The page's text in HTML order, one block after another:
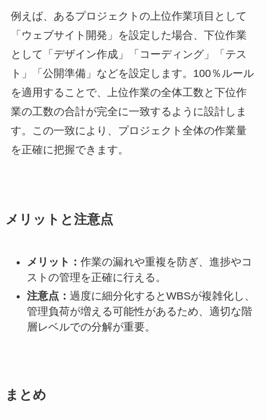
例えば、あるプロジェクトの上位作業項目として
「ウェブサイト開発」を設定した場合、下位作業
として「デザイン作成」「コーディング」「テス
ト」「公開準備」などを設定します。100％ルール
を適用することで、上位作業の全体工数と下位作
業の工数の合計が完全に一致するように設計しま
す。この一致により、プロジェクト全体の作業量
を正確に把握できます。
メリットと注意点
メリット： 作業の漏れや重複を防ぎ、進捗やコ
ストの管理を正確に行える。
注意点： 過度に細分化するとWBSが複雑化し、
管理負荷が増える可能性があるため、適切な階
層レベルでの分解が重要。
まとめ